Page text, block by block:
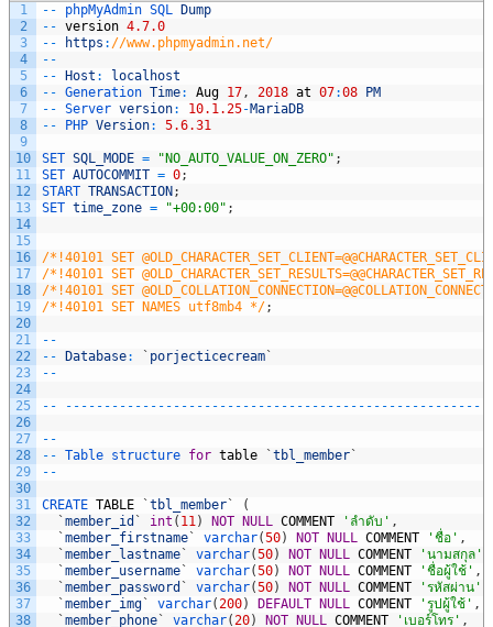
1
2
3
4
5
6
7
8
9
10
11
12
13
14
15
16
17
18
19
20
21
22
23
24
25
26
27
28
29
30
31
32
33
34
35
36
37
38
-- phpMyAdmin SQL Dump
-- version 4.7.0
--
https : //www.phpmyadmin.net/
--
-- Host :
localhost
-- Generation Time: Aug 17, 2018 at 07:08 PM
-- Server version: 10.1.25-MariaDB
--
PHP Version: 5.6.31
SET SQL_MODE = "NO_AUTO_VALUE_ON_ZERO" ;
SET AUTOCOMMIT = 0;
START TRANSACTION;
SET time_zone = "+00:00" ;
/*!40101 SET
/*!40101 SET
/*!40101 SET
/*!40101 SET NAMES utf8mb4 */;
--
-- Database: ` porjecticecream`
--
-- -- -- -- -- -- -- -- -- -- -- -- -- -- -- -- -- -- -- -- -- -- -- -- -- -- -- --
--
-- Table structure for table ` tbl_member`
--
CREATE TABLE `tbl_member`
(
` member_id ` int ( 11) NOT NULL COMMENT 'ลำดับ' ,
`member_firstname` varchar(50) NOT NULL COMMENT 'ชื่อ' ,
` member_lastname` varchar(50) NOT NULL COMMENT 'นามสกุล'
`member_username` varchar(50) NOT NULL COMMENT 'ชื่อผู้ใช้' ,
` member_password ` varchar(50) NOT NULL COMMENT 'รหัสผ่าน'
`member_img` varchar(200) DEFAULT NULL COMMENT 'รูปผู้ใช้' ,
` member_phone` varchar(20) NOT NULL COMMENT 'เบอร์โทร' ,